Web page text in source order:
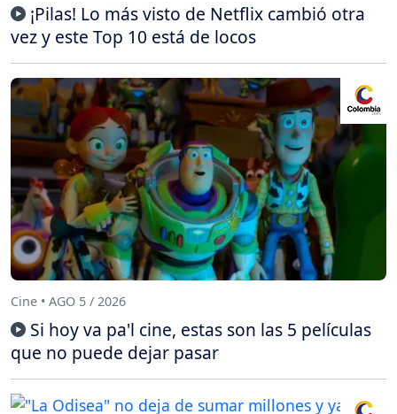
¡Pilas! Lo más visto de Netflix cambió otra
vez y este Top 10 está de locos
Cine • AGO 5 / 2026
Si hoy va pa'l cine, estas son las 5 películas
que no puede dejar pasar